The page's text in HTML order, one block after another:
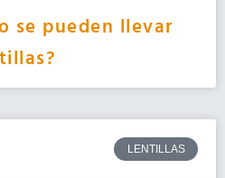
se pueden llevar
LENTILLAS